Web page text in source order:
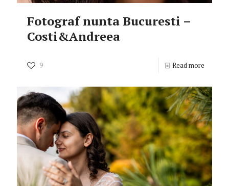
Fotograf nunta Bucuresti –
Costi&Andreea
9 Read more